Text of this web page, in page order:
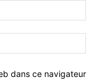
:*
:
dans ce navigateur